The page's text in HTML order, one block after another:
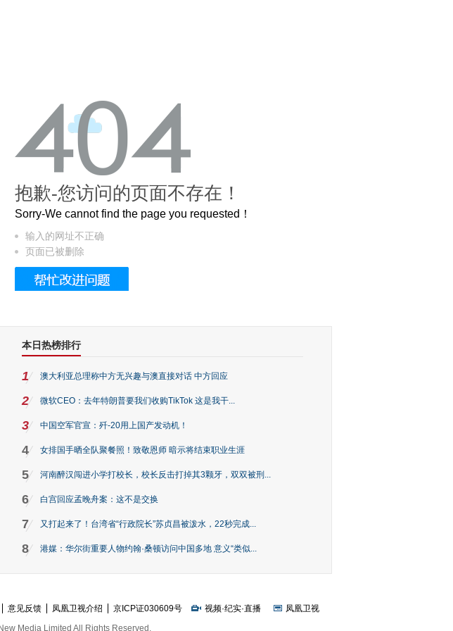
卷，还原了600岁的紫禁城
抱歉-您访问的页面不存在！
Sorry-We cannot find the page you requested！
输入的网址不正确
页面已被删除
本日热榜排行
1 澳大利亚总理称中方无兴趣与澳直接对话 中方回应
2 微软CEO：去年特朗普要我们收购TikTok 这是我干...
3 中国空军官宣：歼-20用上国产发动机！
4 女排国手晒全队聚餐照！致敬恩师 暗示将结束职业生涯
5 河南醉汉闯进小学打校长，校长反击打掉其3颗牙，双双被刑...
6 白宫回应孟晚舟案：这不是交换
7 又打起来了！台湾省“行政院长”苏贞昌被泼水，22秒完成...
8 港媒：华尔街重要人物约翰·桑顿访问中国多地 意义“类似...
意见反馈 凤凰卫视介绍 京ICP证030609号 视频·纪实·直播
凤凰卫视
Media Limited All Rights Reserved.